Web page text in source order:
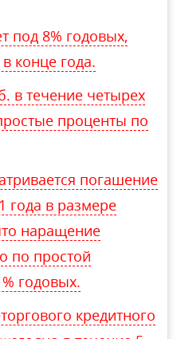
под 8% годовых,
конце года.
в течение четырех
проценты по
погашение
года в размере
наращение
по простой
годовых.
кредитного